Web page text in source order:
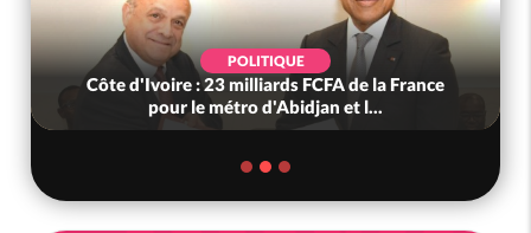
SOCIÉTÉ
Côte d'Ivoire : « On ne veut pas mourir chez
nous », crient des habitants d...